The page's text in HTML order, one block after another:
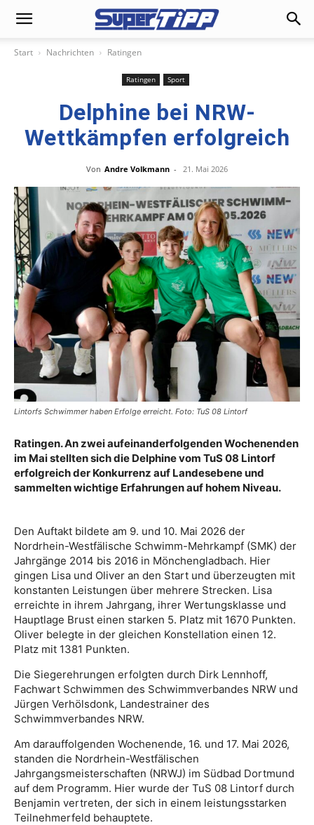
Start Nachrichten Ratingen
Ratingen Sport
Delphine bei NRW-
Wettkämpfen erfolgreich
Von Andre Volkmann - 21. Mai 2026
Lintorfs Schwimmer haben Erfolge erreicht. Foto: TuS 08 Lintorf
Ratingen. An zwei aufeinanderfolgenden Wochenenden
im Mai stellten sich die Delphine vom TuS 08 Lintorf
erfolgreich der Konkurrenz auf Landesebene und
sammelten wichtige Erfahrungen auf hohem Niveau.
Den Auftakt bildete am 9. und 10. Mai 2026 der
Nordrhein-Westfälische Schwimm-Mehrkampf (SMK) der
Jahrgänge 2014 bis 2016 in Mönchengladbach. Hier
gingen Lisa und Oliver an den Start und überzeugten mit
konstanten Leistungen über mehrere Strecken. Lisa
erreichte in ihrem Jahrgang, ihrer Wertungsklasse und
Hauptlage Brust einen starken 5. Platz mit 1670 Punkten.
Oliver belegte in der gleichen Konstellation einen 12.
Platz mit 1381 Punkten.
Die Siegerehrungen erfolgten durch Dirk Lennhoff,
Fachwart Schwimmen des Schwimmverbandes NRW und
Jürgen Verhölsdonk, Landestrainer des
Schwimmverbandes NRW.
Am darauffolgenden Wochenende, 16. und 17. Mai 2026,
standen die Nordrhein-Westfälischen
Jahrgangsmeisterschaften (NRWJ) im Südbad Dortmund
auf dem Programm. Hier wurde der TuS 08 Lintorf durch
Benjamin vertreten, der sich in einem leistungsstarken
Teilnehmerfeld behauptete.